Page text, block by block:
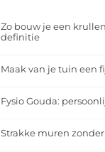
Zo bouw je een
definitie
Maak van je tuin een
Fysio Gouda:
Strakke muren